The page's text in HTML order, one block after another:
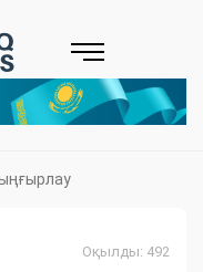
Оқылды: 492